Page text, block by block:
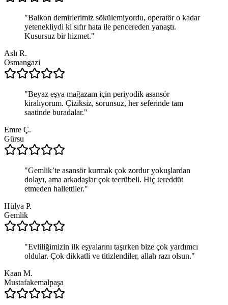
"Balkon demirlerimiz sökülemiyordu, operatör o kadar
yetenekliydi ki sıfır hata ile pencereden yanaştı.
Kusursuz bir hizmet."
Aslı R.
Osmangazi
"Beyaz eşya mağazam için periyodik asansör
kiralıyorum. Çiziksiz, sorunsuz, her seferinde tam
saatinde buradalar."
Emre Ç.
Gürsu
"Gemlik’te asansör kurmak çok zordur yokuşlardan
dolayı, ama arkadaşlar çok tecrübeli. Hiç tereddüt
etmeden hallettiler."
Hülya P.
Gemlik
"Evliliğimizin ilk eşyalarını taşırken bize çok yardımcı
oldular. Çok dikkatli ve titizlendiler, allah razı olsun."
Kaan M.
Mustafakemalpaşa